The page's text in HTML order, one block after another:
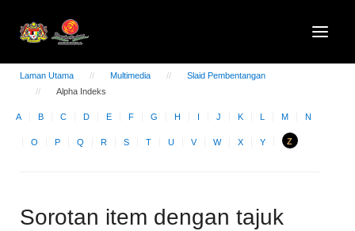
Laman Utama Multimedia
Slaid Pembentangan
Alpha Indeks
A B C D E F G H I J K L M N
O P Q R S T U V W X Y Z
Sorotan item dengan tajuk